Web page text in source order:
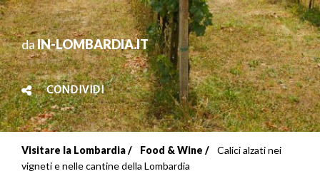
daIN-LOMBARDIA.IT
CONDIVIDI
Briciole
Visitare la Lombardia Food & Wine
Calici alzati nei
vigneti e nelle cantine della Lombardia